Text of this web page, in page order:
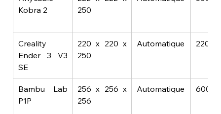
Kobra 2
250
Creality
Ender 3 V3
SE
220 x 220 x
250
Automatique 220€
Bambu Lab
P1P
256 x 256 x
256
Automatique 600€